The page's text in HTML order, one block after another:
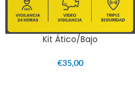
Kit Ático/Bajo
€35,00